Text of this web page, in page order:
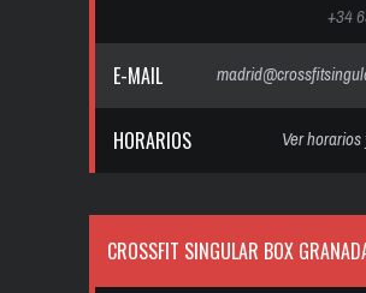
+34
E-MAIL
HORARIOS Ver
CROSSFIT SINGULAR BOX